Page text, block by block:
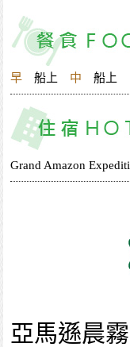
早 船上 中 船上
Grand Amazon
亞馬遜晨